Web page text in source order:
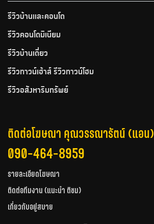
รีวิวบ้านและคอนโด
รีวิวคอนโดมิเนียม
รีวิวบ้านเดี่ยว
รีวิวทาวน์เฮ้าส์ รีวิวทาวน์โฮม
รีวิวอสังหาริมทรัพย์
ติดต่อโฆษณา คุณวรรณารัตน์ (แอน)
090-464-8959
รายละเอียดโฆษณา
ติดต่อทีมงาน (แนะนำ ติชม)
เกี่ยวกับอยู่สบาย